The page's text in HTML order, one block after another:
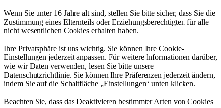
Wenn Sie unter 16 Jahre alt sind, stellen Sie bitte sicher, dass Sie die
Zustimmung eines Elternteils oder Erziehungsberechtigten für alle
nicht wesentlichen Cookies erhalten haben.
Ihre Privatsphäre ist uns wichtig. Sie können Ihre Cookie-
Einstellungen jederzeit anpassen. Für weitere Informationen darüber,
wie wir Daten verwenden, lesen Sie bitte unsere
Datenschutzrichtlinie. Sie können Ihre Präferenzen jederzeit ändern,
indem Sie auf die Schaltfläche „Einstellungen“ unten klicken.
Beachten Sie, dass das Deaktivieren bestimmter Arten von Cookies